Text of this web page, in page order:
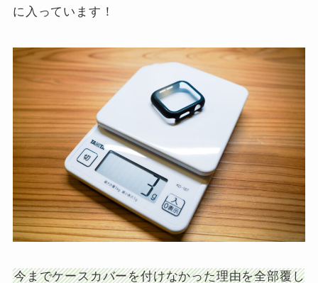
に入っています！
今までケースカバーを付けなかった理由を全部覆し